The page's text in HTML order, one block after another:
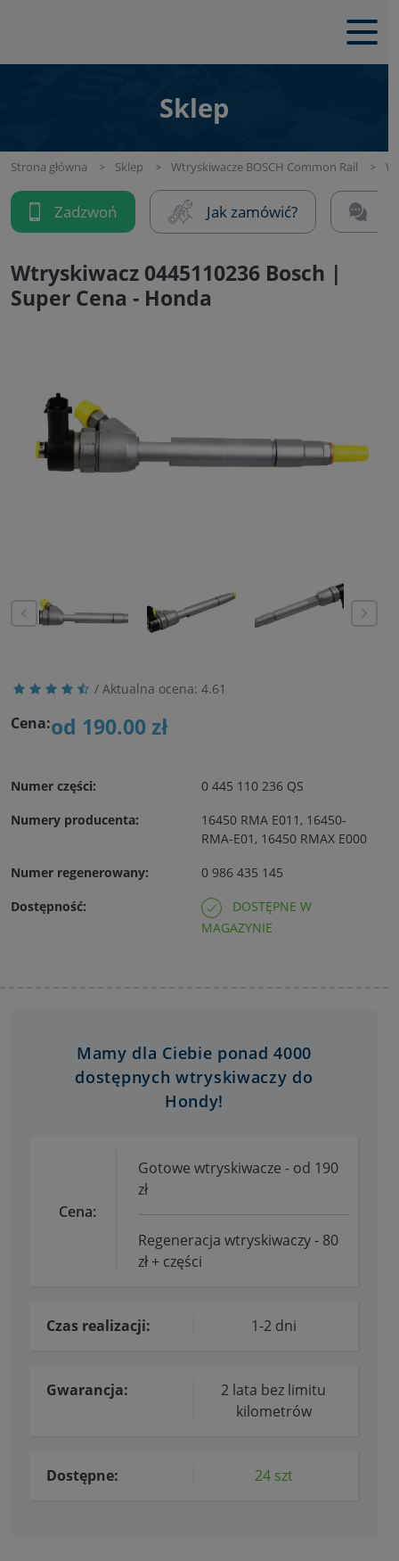
Sklep
Strona główna Sklep Wtryskiwacze BOSCH Common Rail
Zadzwoń Jak zamówić?
Wtryskiwacz 0445110236 Bosch |
Super Cena - Honda
/ Aktualna ocena: 4.61
Cena:od 190.00 zł
Numer części:
0 445 110 236 QS
Numery producenta:
16450 RMA E011, 16450-
RMA-E01, 16450 RMAX E000
Numer regenerowany:
0 986 435 145
Dostępność:
DOSTĘPNE W
MAGAZYNIE
Mamy dla Ciebie ponad 4000
dostępnych wtryskiwaczy do
Hondy!
Cena:
Gotowe wtryskiwacze - od 190
zł
Regeneracja wtryskiwaczy - 80
zł + części
Czas realizacji: 1-2 dni
Gwarancja:
2 lata bez limitu
kilometrów
Dostępne: 24 szt